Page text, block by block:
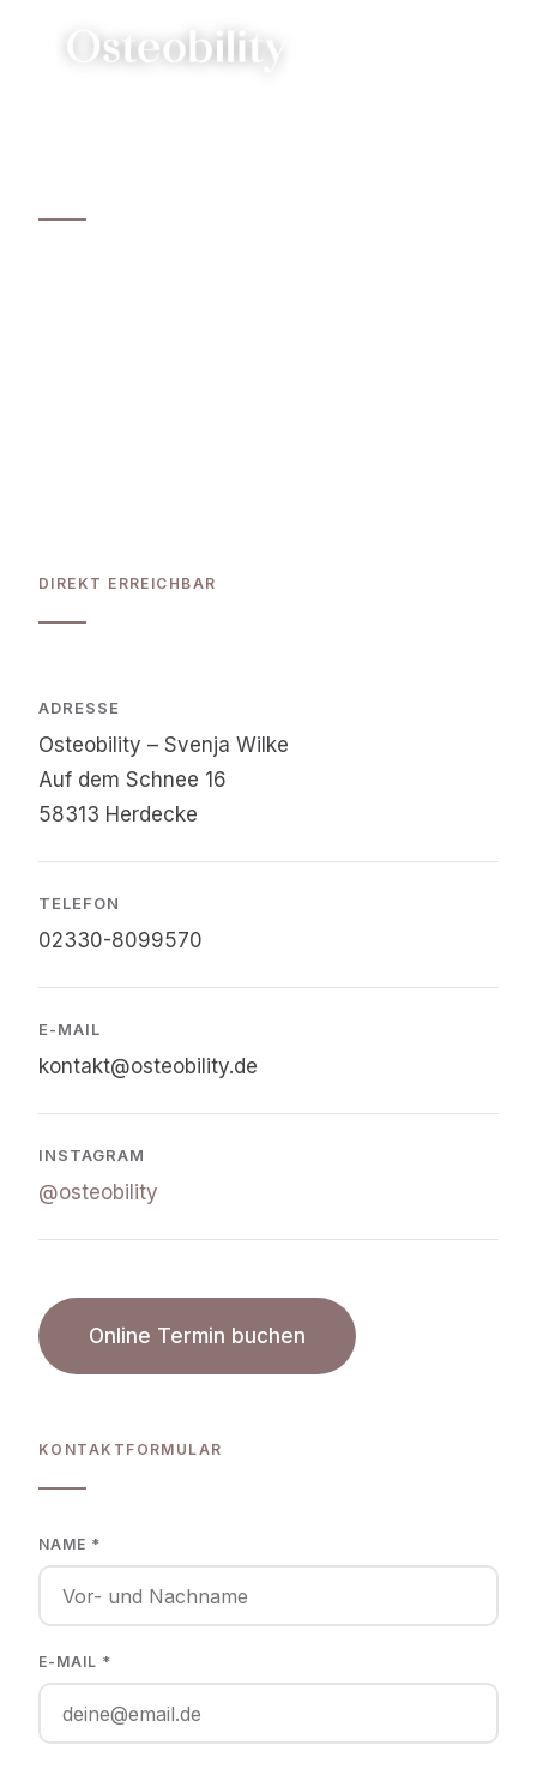
DIREKT ERREICHBAR
ADRESSE
Osteobility – Svenja Wilke
Auf dem Schnee 16
58313 Herdecke
TELEFON
02330-8099570
E-MAIL
kontakt@osteobility.de
INSTAGRAM
@osteobility
Online Termin buchen
KONTAKTFORMULAR
NAME *
E-MAIL *